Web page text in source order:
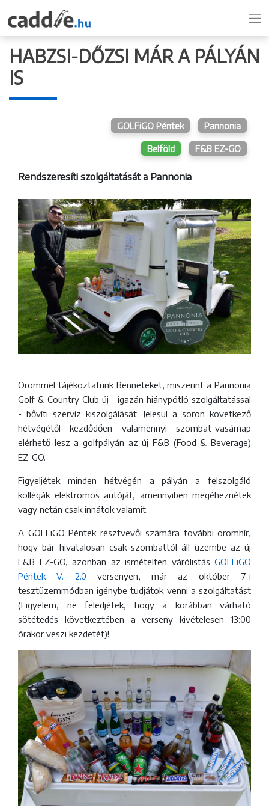
HABZSI-DŐZSI MÁR A PÁLYÁN
IS
Pannonia
GOLFiGO Péntek
F&B EZ-GO
Belföld
Rendszeresíti szolgáltatását a Pannonia
Örömmel tájékoztatunk Benneteket, miszerint a Pannonia
Golf & Country Club új - igazán hiánypótló szolgáltatással
- bővíti szervíz kiszolgálását. Jelesül a soron következő
hétvégétől kezdődően valamennyi szombat-vasárnap
elérhető lesz a golfpályán az új F&B (Food & Beverage)
EZ-GO.
Figyeljétek minden hétvégén a pályán a felszolgáló
kollégák elektromos autóját, amennyiben megéheznétek
vagy netán csak innátok valamit.
A GOLFiGO Péntek résztvevői számára további örömhír,
hogy bár hivatalosan csak szombattól áll üzembe az új
F&B EZ-GO, azonban az ismételten várólistás GOLFiGO
Péntek V. 2.0 versenyen, már az október 7-i
tesztüzemmódban igénybe tudjátok venni a szolgáltatást
(Figyelem, ne feledjétek, hogy a korábban várható
sötétedés következtében a verseny kivételesen 13:00
órakor veszi kezdetét)!